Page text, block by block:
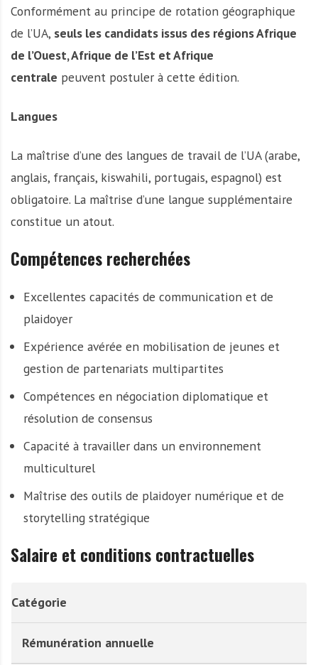
Conformément au principe de rotation géographique
de l’UA, seuls les candidats issus des régions Afrique
de l’Ouest, Afrique de l’Est et Afrique
centrale peuvent postuler à cette édition.
Langues
La maîtrise d’une des langues de travail de l’UA (arabe,
anglais, français, kiswahili, portugais, espagnol) est
obligatoire. La maîtrise d’une langue supplémentaire
constitue un atout.
Compétences recherchées
Excellentes capacités de communication et de
plaidoyer
Expérience avérée en mobilisation de jeunes et
gestion de partenariats multipartites
Compétences en négociation diplomatique et
résolution de consensus
Capacité à travailler dans un environnement
multiculturel
Maîtrise des outils de plaidoyer numérique et de
storytelling stratégique
Salaire et conditions contractuelles
Catégorie
Rémunération annuelle